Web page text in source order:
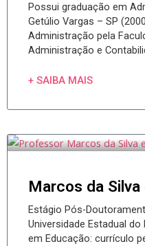
Possui graduação em
Getúlio Vargas – SP
Administração pela
Administração e
+ SAIBA MAIS
Marcos da Silva
Estágio Pós-
Universidade Estadual
em Educação: currículo